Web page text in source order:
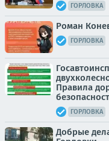
ГОРЛОВКА
Роман
ГОРЛОВКА
Правила
ГОРЛОВКА
Добрые